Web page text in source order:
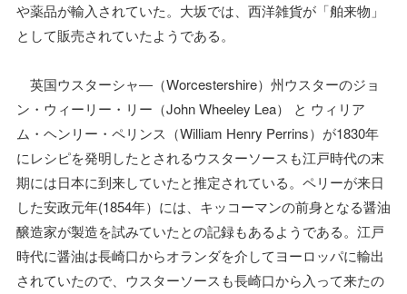
や薬品が輸入されていた。大坂では、西洋雑貨が「舶来物」
として販売されていたようである。
英国ウスターシャ―（Worcestershire）州ウスターのジョ
ン・ウィーリー・リー（John Wheeley Lea） と ウィリア
ム・ヘンリー・ペリンス（William Henry Perrins）が1830年
にレシピを発明したとされるウスターソースも江戸時代の末
期には日本に到来していたと推定されている。ペリーが来日
した安政元年(1854年）には、キッコーマンの前身となる醤油
醸造家が製造を試みていたとの記録もあるようである。江戸
時代に醤油は長崎口からオランダを介してヨーロッパに輸出
されていたので、ウスターソースも長崎口から入って来たの